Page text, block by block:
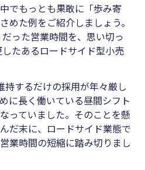
でもっとも果敢に「歩み寄
めた例をご紹介しましょう。
だった営業時間を、思い切っ
たあるロードサイド型小売
持するだけの採用が年々厳し
に長く働いている昼間シフト
っていました。そのことを懸
だ末に、ロードサイド業態で
業時間の短縮に踏み切りまし